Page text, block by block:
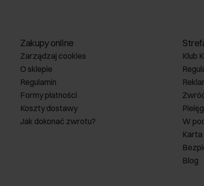
Zakupy online
Zarządzaj cookies
O sklepie
Regulamin
Formy płatności
Koszty dostawy
Jak dokonać zwrotu?
Klub
W
Blog